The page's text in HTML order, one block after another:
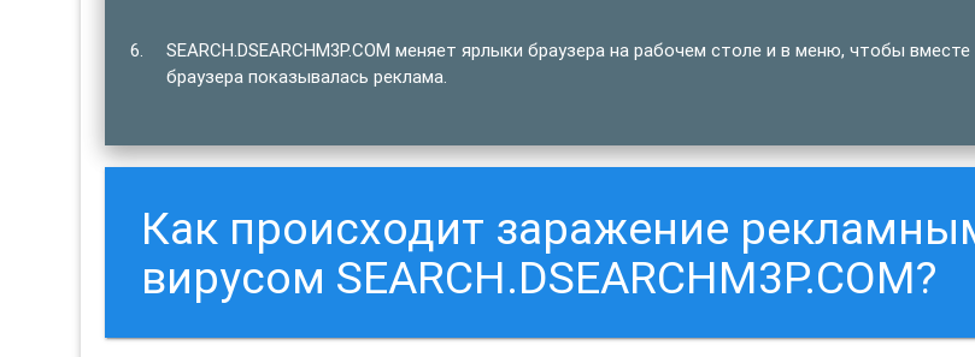
SEARCH.DSEARCHM3P.COM меняет ярлыки браузера на рабочем столе и в меню, чтобы
браузера показывалась реклама.
Как происходит заражение
вирусом SEARCH.DSEARCHM3P.COM?